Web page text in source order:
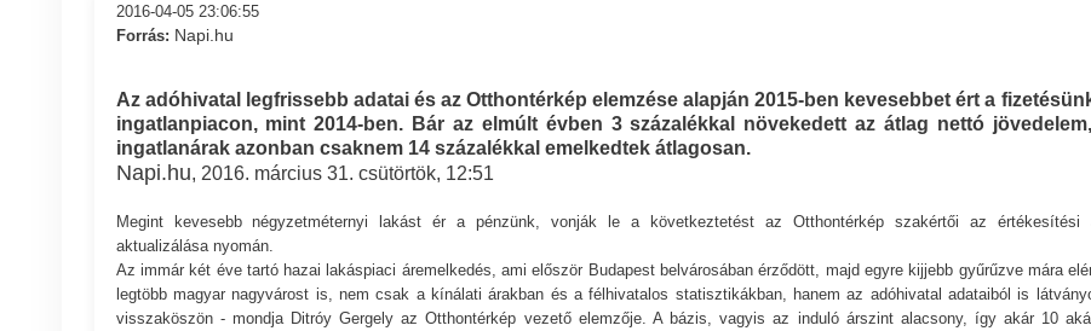
2016-04-05 23:06:55
Forrás: Napi.hu
Az adóhivatal legfrissebb adatai és az Otthontérkép elemzése alapján 2015-ben kevesebbet ért a
ingatlanpiacon, mint 2014-ben. Bár az elmúlt évben 3 százalékkal növekedett az átlag nettó
ingatlanárak azonban csaknem 14 százalékkal emelkedtek átlagosan.
Napi.hu , 2016. március 31. csütörtök, 12:51
Megint kevesebb négyzetméternyi lakást ér a pénzünk, vonják le a következtetést az Otthontérkép szakértői az értékesítési
aktualizálása nyomán.
Az immár két éve tartó hazai lakáspiaci áremelkedés, ami először Budapest belvárosában érződött, majd egyre kijjebb gyűrűzve mára
legtöbb magyar nagyvárost is, nem csak a kínálati árakban és a félhivatalos statisztikákban, hanem az adóhivatal adataiból is
visszaköszön - mondja Ditróy Gergely az Otthontérkép vezető elemzője. A bázis, vagyis az induló árszint alacsony, így akár 10